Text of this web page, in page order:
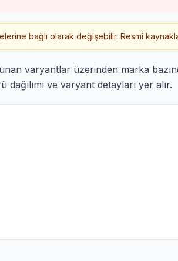
bağlı olarak değişebilir. Resmî kaynaklar
varyantlar üzerinden marka
ve varyant detayları yer alır.